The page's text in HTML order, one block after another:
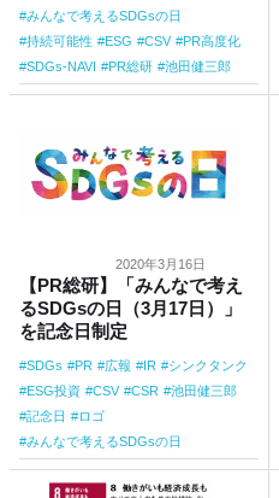
みんなで考えるSDGsの日
持続可能性
ESG CSV
PR高度化
SDGs-NAVI
PR総研 池田健三郎
2020年3月16日
【PR総研】「みんなで考え
るSDGsの日（3月17日）」
を記念日制定
SDGs PR 広報 IR
シンクタンク
ESG投資
CSV CSR
池田健三郎
記念日
ロゴ
みんなで考えるSDGsの日